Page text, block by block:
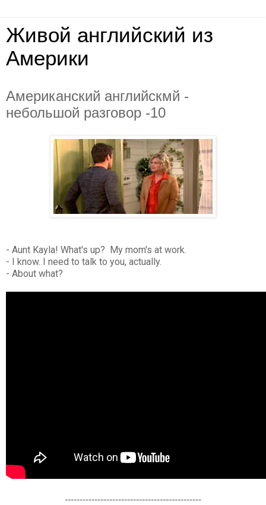
Живой английский из
Америки
Американский английскмй -
небольшой разговор -10
- Aunt Kayla! What's up? My mom's at work.
- I know. I need to talk to you, actually.
- About what?
----------------------------------------------